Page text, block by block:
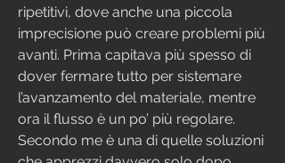
ripetitivi, dove anche una piccola
imprecisione può creare problemi più
avanti. Prima capitava più spesso di
dover fermare tutto per sistemare
l’avanzamento del materiale, mentre
ora il flusso è un po’ più regolare.
Secondo me è una di quelle soluzioni